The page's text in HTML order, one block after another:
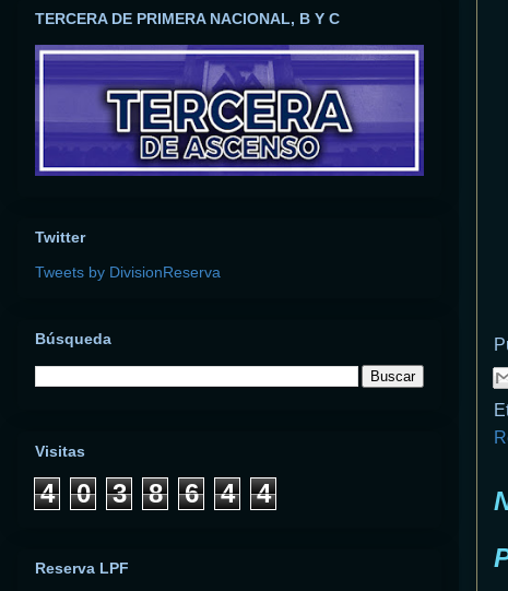
TERCERA DE PRIMERA NACIONAL, B Y C
Twitter
Tweets by DivisionReserva
Búsqueda
Visitas
4 0 3 8 6 4 4
Reserva LPF